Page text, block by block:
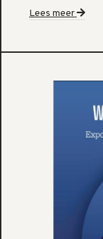
Lees meer